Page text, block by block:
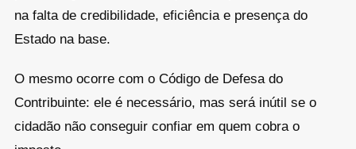
na falta de credibilidade, eficiência e presença do
Estado na base.
O mesmo ocorre com o Código de Defesa do
Contribuinte: ele é necessário, mas será inútil se o
cidadão não conseguir confiar em quem cobra o